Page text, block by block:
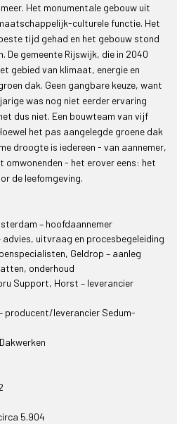
Het monumentale gebouw uit
culturele functie. Het
tijd gehad en het gebouw stond
De gemeente Rijswijk, die in 2040
gebied van klimaat, energie en
dak. Geen gangbare keuze, want
was nog niet eerder ervaring
dus niet. Een bouwteam van vijf
het pas aangelegde groene dak
droogte is iedereen - van aannemer,
- het erover eens: het
de leefomgeving.
– hoofdaannemer
advies, uitvraag en procesbegeleiding
Geldrop – aanleg
onderhoud
Support, Horst – leverancier
producent/leverancier Sedum-
5.904